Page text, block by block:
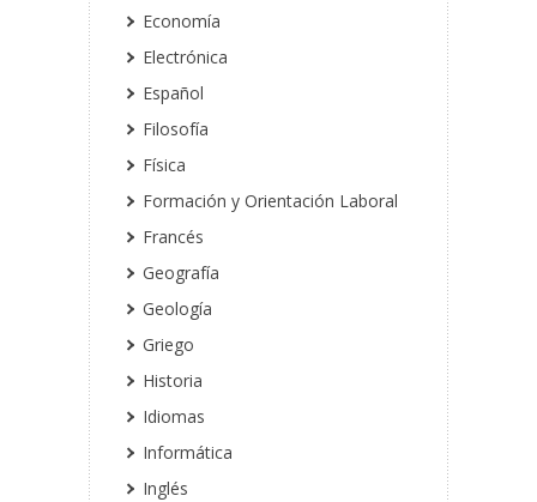
Economía
Electrónica
Español
Filosofía
Física
Formación y Orientación Laboral
Francés
Geografía
Geología
Griego
Historia
Idiomas
Informática
Inglés